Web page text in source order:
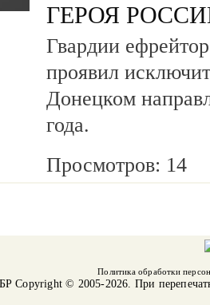
ГЕРОЯ
Гвардии
проявил
Донецком
года.
Просмотров: 14
Политика обработки
Copyright © 2005-2026. При